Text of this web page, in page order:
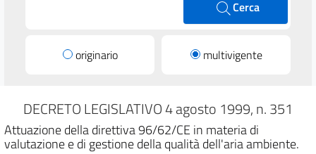
Cerca
originario multivigente
DECRETO LEGISLATIVO 4 agosto 1999, n. 351
Attuazione della direttiva 96/62/CE in materia di
valutazione e di gestione della qualità dell'aria ambiente.